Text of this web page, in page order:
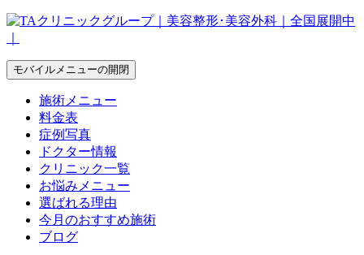
モバイルメニューの開閉
施術メニュー
料金表
症例写真
ドクター情報
クリニック一覧
お悩みメニュー
選ばれる理由
今月のおすすめ施術
ブログ